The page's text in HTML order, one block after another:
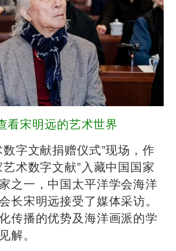
看宋明远的艺术世界
字文献捐赠仪式”现场，作
术数字文献”入藏中国国家
之一，中国太平洋学会海洋
长宋明远接受了媒体采访。
传播的优势及海洋画派的学
解。